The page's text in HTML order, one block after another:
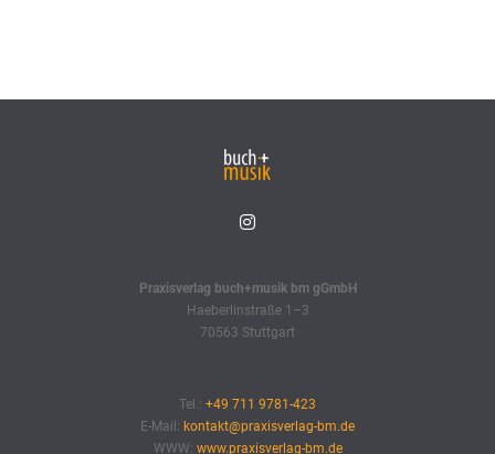
Praxisverlag buch+musik bm gGmbH
Haeberlinstraße 1–3
70563 Stuttgart
Tel.: +49 711 9781-423
E-Mail: kontakt@praxisverlag-bm.de
WWW: www.praxisverlag-bm.de